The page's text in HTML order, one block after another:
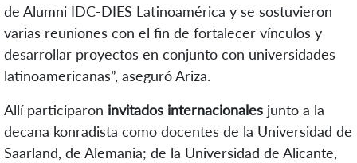
de Alumni IDC-DIES Latinoamérica y se sostuvieron
varias reuniones con el fin de fortalecer vínculos y
desarrollar proyectos en conjunto con universidades
latinoamericanas”, aseguró Ariza.
Allí participaron invitados internacionales junto a la
decana konradista como docentes de la Universidad de
Saarland, de Alemania; de la Universidad de Alicante,